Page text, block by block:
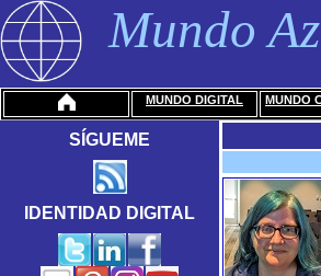
Mundo
MUNDO DIGITAL MUNDO
SÍGUEME
IDENTIDAD DIGITAL